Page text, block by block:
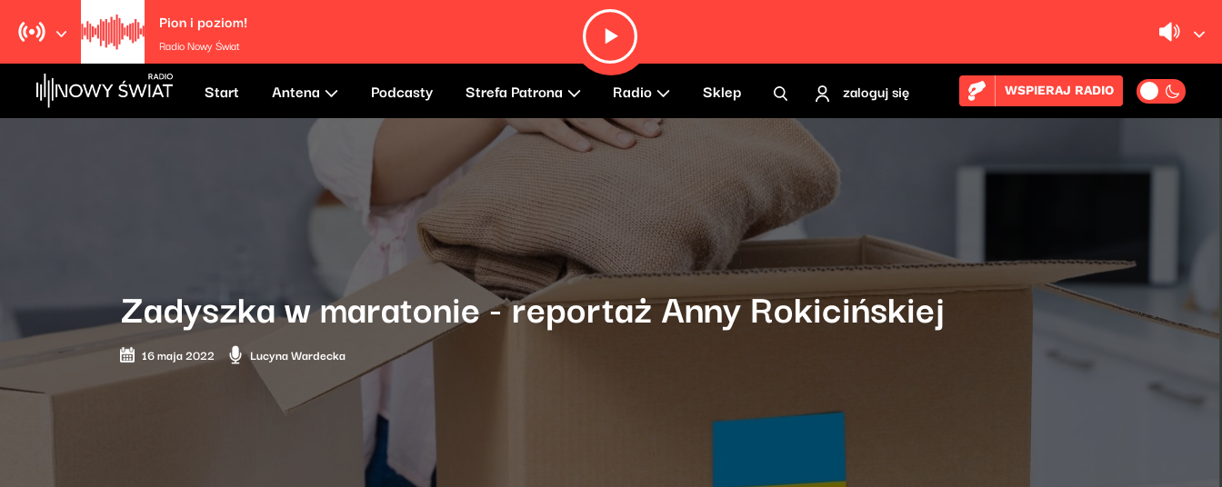
Pion i poziom!
Radio Nowy Świat
Start Antena Podcasty Strefa Patrona Radio Sklep zaloguj się WSPIERAJ RADIO
Zadyszka w maratonie - reportaż Anny Rokicińskiej
16 maja 2022 Lucyna Wardecka